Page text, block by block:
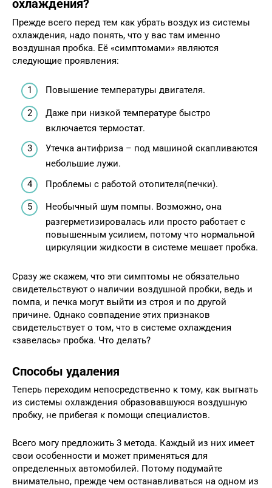
охлаждения?
Прежде всего перед тем как убрать воздух из системы
охлаждения, надо понять, что у вас там именно
воздушная пробка. Её «симптомами» являются
следующие проявления:
Повышение температуры двигателя.
Даже при низкой температуре быстро
включается термостат.
Утечка антифриза – под машиной скапливаются
небольшие лужи.
Проблемы с работой отопителя(печки).
Необычный шум помпы. Возможно, она
разгерметизировалась или просто работает с
повышенным усилием, потому что нормальной
циркуляции жидкости в системе мешает пробка.
Сразу же скажем, что эти симптомы не обязательно
свидетельствуют о наличии воздушной пробки, ведь и
помпа, и печка могут выйти из строя и по другой
причине. Однако совпадение этих признаков
свидетельствует о том, что в системе охлаждения
«завелась» пробка. Что делать?
Способы удаления
Теперь переходим непосредственно к тому, как выгнать
из системы охлаждения образовавшуюся воздушную
пробку, не прибегая к помощи специалистов.
Всего могу предложить 3 метода. Каждый из них имеет
свои особенности и может применяться для
определенных автомобилей. Потому подумайте
внимательно, прежде чем останавливаться на одном из